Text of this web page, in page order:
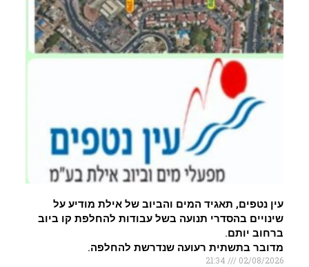
עין נטפים, תאגיד המים והביוב של אילת מודיע על
שינויים בהסדרי תנועה בשל עבודות להחלפת קו ביוב
ברחוב יותם.
מדובר בתשתית רעועה שנדרשת להחלפה.
02/08/2026